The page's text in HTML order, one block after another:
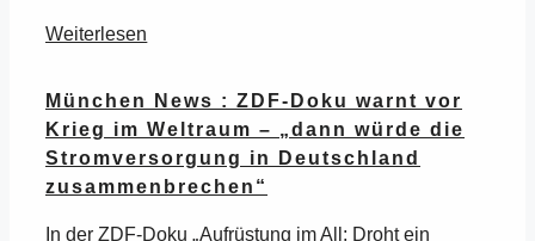
Weiterlesen
München News : ZDF-Doku warnt vor
Krieg im Weltraum – „dann würde die
Stromversorgung in Deutschland
zusammenbrechen“
In der ZDF-Doku „Aufrüstung im All: Droht ein